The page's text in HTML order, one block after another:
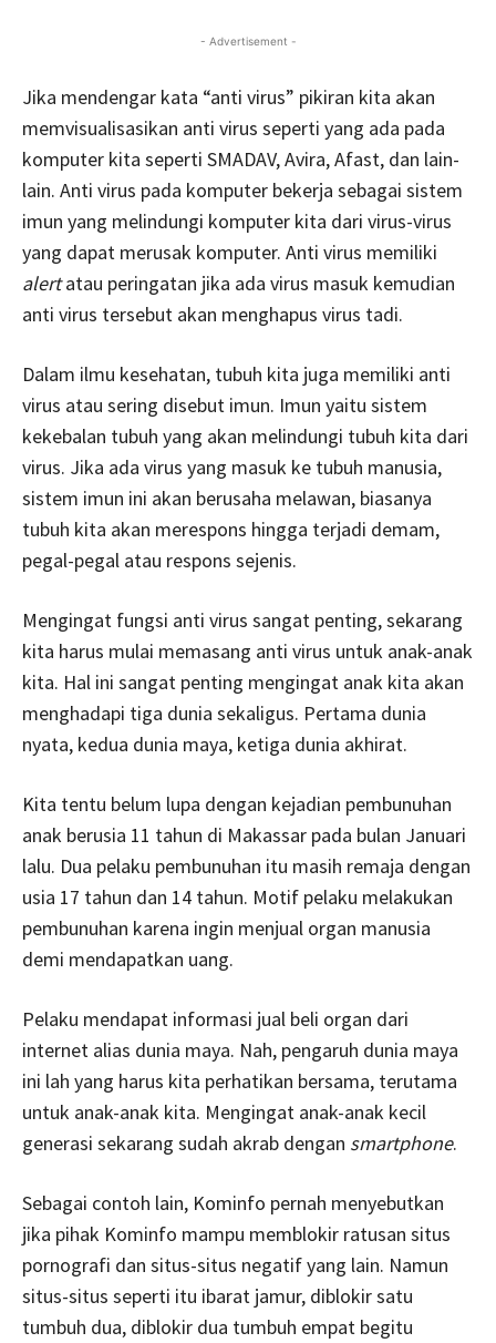
- Advertisement -
Jika mendengar kata “anti virus” pikiran kita akan
memvisualisasikan anti virus seperti yang ada pada
komputer kita seperti SMADAV, Avira, Afast, dan lain-
lain. Anti virus pada komputer bekerja sebagai sistem
imun yang melindungi komputer kita dari virus-virus
yang dapat merusak komputer. Anti virus memiliki
alertatau peringatan jika ada virus masuk kemudian
anti virus tersebut akan menghapus virus tadi.
Dalam ilmu kesehatan, tubuh kita juga memiliki anti
virus atau sering disebut imun. Imun yaitu sistem
kekebalan tubuh yang akan melindungi tubuh kita dari
virus. Jika ada virus yang masuk ke tubuh manusia,
sistem imun ini akan berusaha melawan, biasanya
tubuh kita akan merespons hingga terjadi demam,
pegal-pegal atau respons sejenis.
Mengingat fungsi anti virus sangat penting, sekarang
kita harus mulai memasang anti virus untuk anak-anak
kita. Hal ini sangat penting mengingat anak kita akan
menghadapi tiga dunia sekaligus. Pertama dunia
nyata, kedua dunia maya, ketiga dunia akhirat.
Kita tentu belum lupa dengan kejadian pembunuhan
anak berusia 11 tahun di Makassar pada bulan Januari
lalu. Dua pelaku pembunuhan itu masih remaja dengan
usia 17 tahun dan 14 tahun. Motif pelaku melakukan
pembunuhan karena ingin menjual organ manusia
demi mendapatkan uang.
Pelaku mendapat informasi jual beli organ dari
internet alias dunia maya. Nah, pengaruh dunia maya
ini lah yang harus kita perhatikan bersama, terutama
untuk anak-anak kita. Mengingat anak-anak kecil
generasi sekarang sudah akrab dengan smartphone.
Sebagai contoh lain, Kominfo pernah menyebutkan
jika pihak Kominfo mampu memblokir ratusan situs
pornografi dan situs-situs negatif yang lain. Namun
situs-situs seperti itu ibarat jamur, diblokir satu
tumbuh dua, diblokir dua tumbuh empat begitu